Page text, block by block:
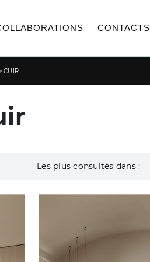
CONTACTS
Les plus consultés dans :